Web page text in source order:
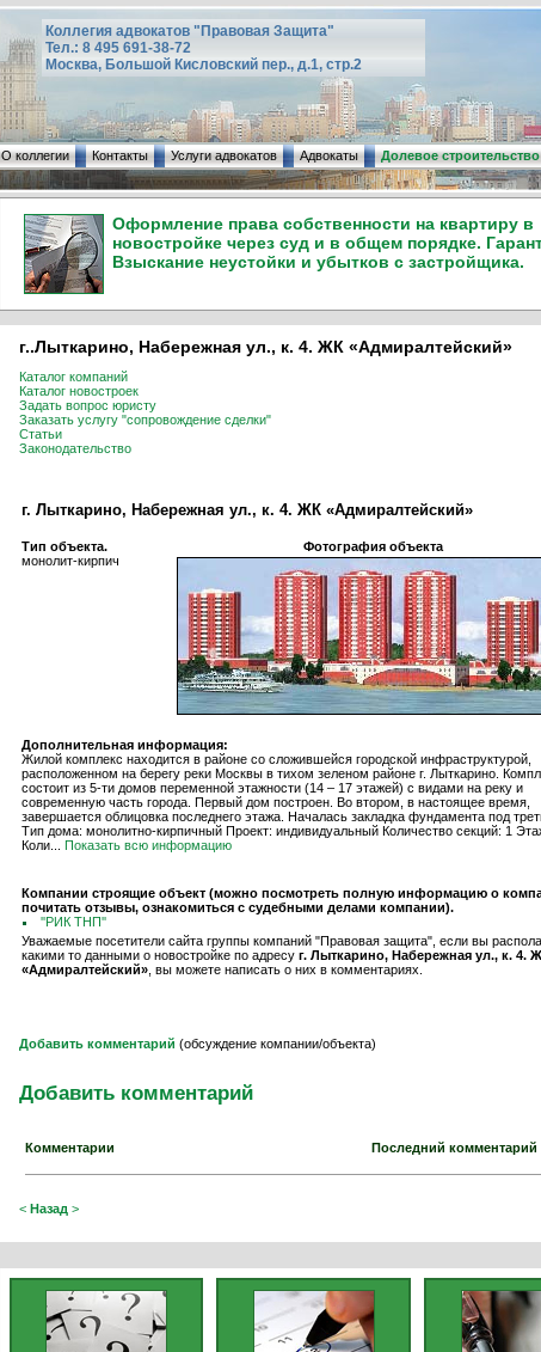
Коллегия адвокатов "Правовая Защита"
Тел.: 8 495 691-38-72
Москва, Большой Кисловский пер., д.1, стр.2
О коллегии Контакты Услуги адвокатов Адвокаты Долевое строительство
Оформление права собственности на квартиру в
новостройке через суд и в общем порядке.
Взыскание неустойки и убытков с застройщика.
г..Лыткарино, Набережная ул., к. 4. ЖК «Адмиралтейский»
Каталог компаний
Каталог новостроек
Задать вопрос юристу
Заказать услугу "сопровождение сделки"
Статьи
Законодательство
г. Лыткарино, Набережная ул., к. 4. ЖК «Адмиралтейский»
Тип объекта.
монолит-кирпич
Фотография объекта
Дополнительная информация:
Жилой комплекс находится в районе со сложившейся городской инфраструктурой,
расположенном на берегу реки Москвы в тихом зеленом районе г. Лыткарино.
состоит из 5-ти домов переменной этажности (14 – 17 этажей) с видами на реку и
современную часть города. Первый дом построен. Во втором, в настоящее время,
завершается облицовка последнего этажа. Началась закладка фундамента под
Тип дома: монолитно-кирпичный Проект: индивидуальный Количество секций: 1
Коли... Показать всю информацию
Компании строящие объект (можно посмотреть полную информацию о
почитать отзывы, ознакомиться с судебными делами компании).
''РИК ТНП''
Уважаемые посетители сайта группы компаний "Правовая защита", если вы
какими то данными о новостройке по адресу г. Лыткарино, Набережная ул., к. 4.
«Адмиралтейский», вы можете написать о них в комментариях.
Добавить комментарий (обсуждение компании/объекта)
Добавить комментарий
Комментарии Последний комментарий
< Назад >